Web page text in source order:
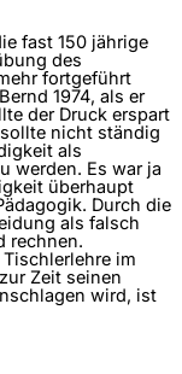
fast 150 jährige
des
fortgeführt
1974, als er
der Druck erspart
nicht ständig
als
werden. Es war ja
überhaupt
Durch die
als falsch
rechnen.
im
Zeit seinen
wird, ist